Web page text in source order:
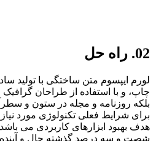
02. راه حل
لورم ایپسوم متن ساختگی با تولید
چاپ، و با استفاده از طراحان
بلکه روزنامه و مجله در ستون و
برای شرایط فعلی تکنولوژی مورد
هدف بهبود ابزارهای کاربردی می باشد،
شصت و سه درصد گذشته حال و